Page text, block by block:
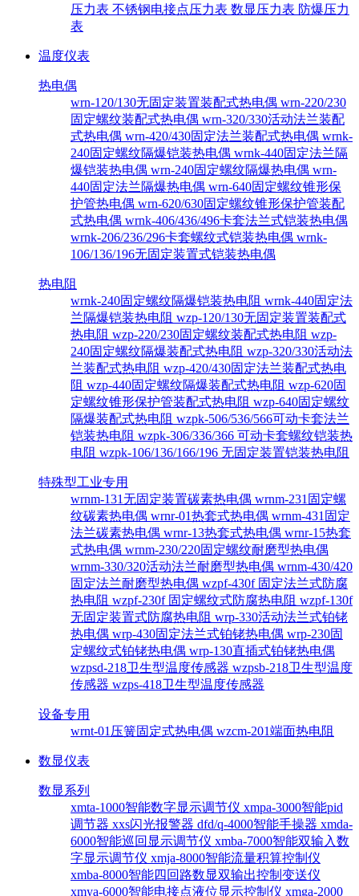
压力表 不锈钢电接点压力表 数显压力表 防爆压力
表
温度仪表
热电偶
wrn-120/130无固定装置装配式热电偶 wrn-220/230
固定螺纹装配式热电偶 wrn-320/330活动法兰装配
式热电偶 wrn-420/430固定法兰装配式热电偶 wrnk-
240固定螺纹隔爆铠装热电偶 wrnk-440固定法兰隔
爆铠装热电偶 wrn-240固定螺纹隔爆热电偶 wrn-
440固定法兰隔爆热电偶 wrn-640固定螺纹锥形保
护管热电偶 wrn-620/630固定螺纹锥形保护管装配
式热电偶 wrnk-406/436/496卡套法兰式铠装热电偶
wrnk-206/236/296卡套螺纹式铠装热电偶 wrnk-
106/136/196无固定装置式铠装热电偶
热电阻
wrnk-240固定螺纹隔爆铠装热电阻 wrnk-440固定法
兰隔爆铠装热电阻 wzp-120/130无固定装置装配式
热电阻 wzp-220/230固定螺纹装配式热电阻 wzp-
240固定螺纹隔爆装配式热电阻 wzp-320/330活动法
兰装配式热电阻 wzp-420/430固定法兰装配式热电
阻 wzp-440固定螺纹隔爆装配式热电阻 wzp-620固
定螺纹锥形保护管装配式热电阻 wzp-640固定螺纹
隔爆装配式热电阻 wzpk-506/536/566可动卡套法兰
铠装热电阻 wzpk-306/336/366 可动卡套螺纹铠装热
电阻 wzpk-106/136/166/196 无固定装置铠装热电阻
特殊型工业专用
wrnm-131无固定装置碳素热电偶 wrnm-231固定螺
纹碳素热电偶 wrnr-01热套式热电偶 wrnm-431固定
法兰碳素热电偶 wrnr-13热套式热电偶 wrnr-15热套
式热电偶 wrnm-230/220固定螺纹耐磨型热电偶
wrnm-330/320活动法兰耐磨型热电偶 wrnm-430/420
固定法兰耐磨型热电偶 wzpf-430f 固定法兰式防腐
热电阻 wzpf-230f 固定螺纹式防腐热电阻 wzpf-130f
无固定装置式防腐热电阻 wrp-330活动法兰式铂铑
热电偶 wrp-430固定法兰式铂铑热电偶 wrp-230固
定螺纹式铂铑热电偶 wrp-130直插式铂铑热电偶
wzpsd-218卫生型温度传感器 wzpsb-218卫生型温度
传感器 wzps-418卫生型温度传感器
设备专用
wrnt-01压簧固定式热电偶 wzcm-201端面热电阻
数显仪表
数显系列
xmta-1000智能数字显示调节仪 xmpa-3000智能pid
调节器 xxs闪光报警器 dfd/q-4000智能手操器 xmda-
6000智能巡回显示调节仪 xmba-7000智能双输入数
字显示调节仪 xmja-8000智能流量积算控制仪
xmba-8000智能四回路数显双输出控制变送仪
xmya-6000智能电接点液位显示控制仪 xmga-2000